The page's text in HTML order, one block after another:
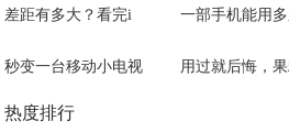
差距有多大？看完i 一部手机能用多
秒变一台移动小电视 用过就后悔，果
热度排行